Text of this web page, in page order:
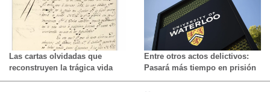
Las cartas olvidadas que
reconstruyen la trágica vida
del hijo de Túpac Amaru
Entre otros actos delictivos:
Pasará más tiempo en prisión
tras una corrección